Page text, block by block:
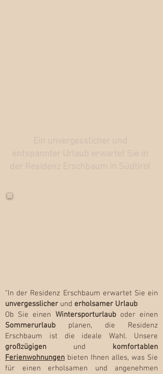
"In der Residenz Erschbaum erwartet Sie ein
unvergesslicher und erholsamer Urlaub
Ob Sie einen Wintersporturlauboder einen
Sommerurlaub planen, die Residenz
Erschbaum ist die ideale Wahl. Unsere
großzügigen und komfortablen
Ferienwohnungen bieten Ihnen alles, was Sie
für einen erholsamen und angenehmen